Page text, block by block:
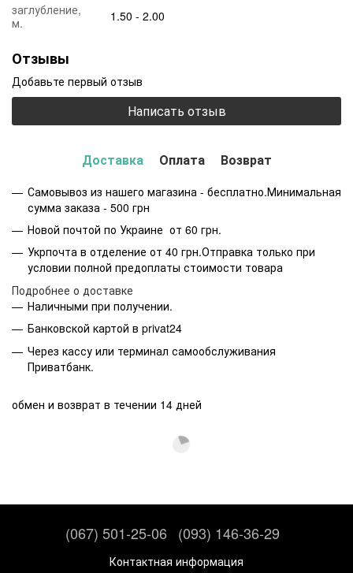
заглубление,
м.
1.50 - 2.00
Отзывы
Добавьте первый отзыв
Написать отзыв
Доставка Оплата Возврат
Самовывоз из нашего магазина - бесплатно.Минимальная
сумма заказа - 500 грн
Новой почтой по Украине от 60 грн.
Укрпочта в отделение от 40 грн.Отправка только при
условии полной предоплаты стоимости товара
Подробнее о доставке
Наличными при получении.
Банковской картой в privat24
Через кассу или терминал самообслуживания
Приватбанк.
обмен и возврат в течении 14 дней
(067) 501-25-06 (093) 146-36-29
Контактная информация